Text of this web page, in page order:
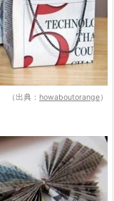
（出典： howaboutorange）